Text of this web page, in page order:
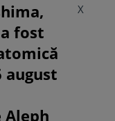
X
fost
august
Aleph